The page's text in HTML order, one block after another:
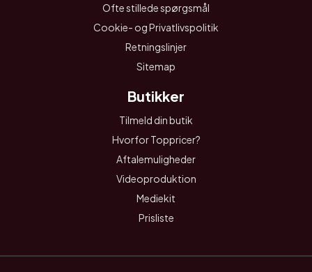
Ofte stillede spørgsmål
Cookie- og Privatlivspolitik
Retningslinjer
Sitemap
Butikker
Tilmeld din butik
Hvorfor Toppricer?
Aftalemuligheder
Videoproduktion
Mediekit
Prisliste